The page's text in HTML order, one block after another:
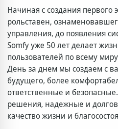
Начиная с создания первого
рольставен,
управления, до появления
Somfy уже 50 лет делает
пользователей по всему
День за днем мы создаем с
будущего, более
ответственные и
решения, надежные и
качество жизни и